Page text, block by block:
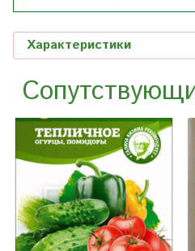
Характеристики